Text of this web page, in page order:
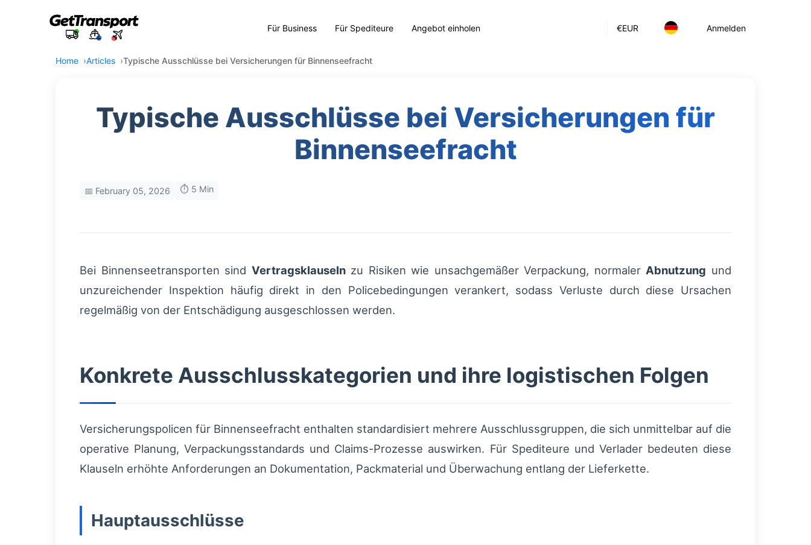
€EUR Anmelden
Für Business Für Spediteure Angebot einholen
Home Articles Typische Ausschlüsse bei Versicherungen für Binnenseefracht
Typische Ausschlüsse bei Versicherungen für
Binnenseefracht
📅 February 05, 2026 ⏱️ 5 Min
Bei Binnenseetransporten sind Vertragsklauselnzu Risiken wie unsachgemäßer Verpackung, normaler Abnutzung und
unzureichender Inspektion häufig direkt in den Policebedingungen verankert, sodass Verluste durch diese Ursachen
regelmäßig von der Entschädigung ausgeschlossen werden.
Konkrete Ausschlusskategorien und ihre logistischen Folgen
Versicherungspolicen für Binnenseefracht enthalten standardisiert mehrere Ausschlussgruppen, die sich unmittelbar auf die
operative Planung, Verpackungsstandards und Claims-Prozesse auswirken. Für Spediteure und Verlader bedeuten diese
Klauseln erhöhte Anforderungen an Dokumentation, Packmaterial und Überwachung entlang der Lieferkette.
Hauptausschlüsse